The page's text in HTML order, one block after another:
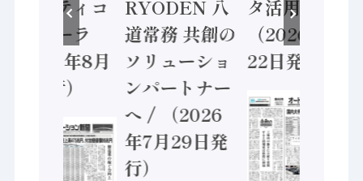
セーフティコ
ントローラ
（2026年8月
5日発行）
RYODEN 八
道常務 共創の
ソリューショ
ンパートナー
へ / （2026
年7月29日発
行）
タ活用 など
（2026年7月
22日発行）